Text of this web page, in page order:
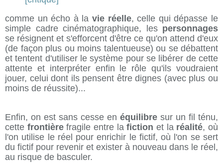
comme un écho à la vie réelle, celle qui dépasse le
simple cadre cinématographique, les personnages
se résignent et s'efforcent d'être ce qu'on attend d'eux
(de façon plus ou moins talentueuse) ou se débattent
et tentent d'utiliser le système pour se libérer de cette
attente et interpréter enfin le rôle qu'ils voudraient
jouer, celui dont ils pensent être dignes (avec plus ou
moins de réussite)...
Enfin, on est sans cesse en équilibre sur un fil ténu,
cette frontièrefragile entre lafiction et la réalité, où
l'on utilise le réel pour enrichir le fictif, où l'on se sert
du fictif pour revenir et exister à nouveau dans le réel,
au risque de basculer.